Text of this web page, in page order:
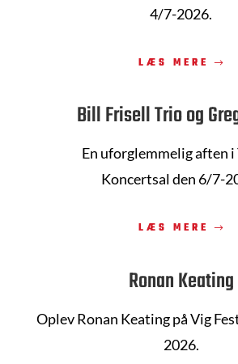
4/7-2026.
LÆS MERE
Bill Frisell Trio og
En uforglemmelig aften
Koncertsalden 6/7-
LÆS MERE
Ronan Keating
Oplev Ronan Keating på Vig
2026.